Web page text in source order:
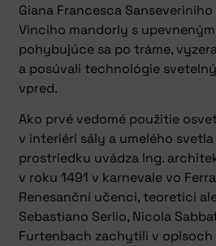
Giana Francesca
Vinciho mandorly s
pohybujúce sa po tráme,
a posúvali technológie
vpred.
Ako prvé vedomé použitie
v interiéri sály a umelého
prostriedku uvádza Ing.
v roku 1491 v karnevale vo
Renesanční učenci, teoretici
Sebastiano Serlio, Nicola
Furtenbach zachytili v opisoch